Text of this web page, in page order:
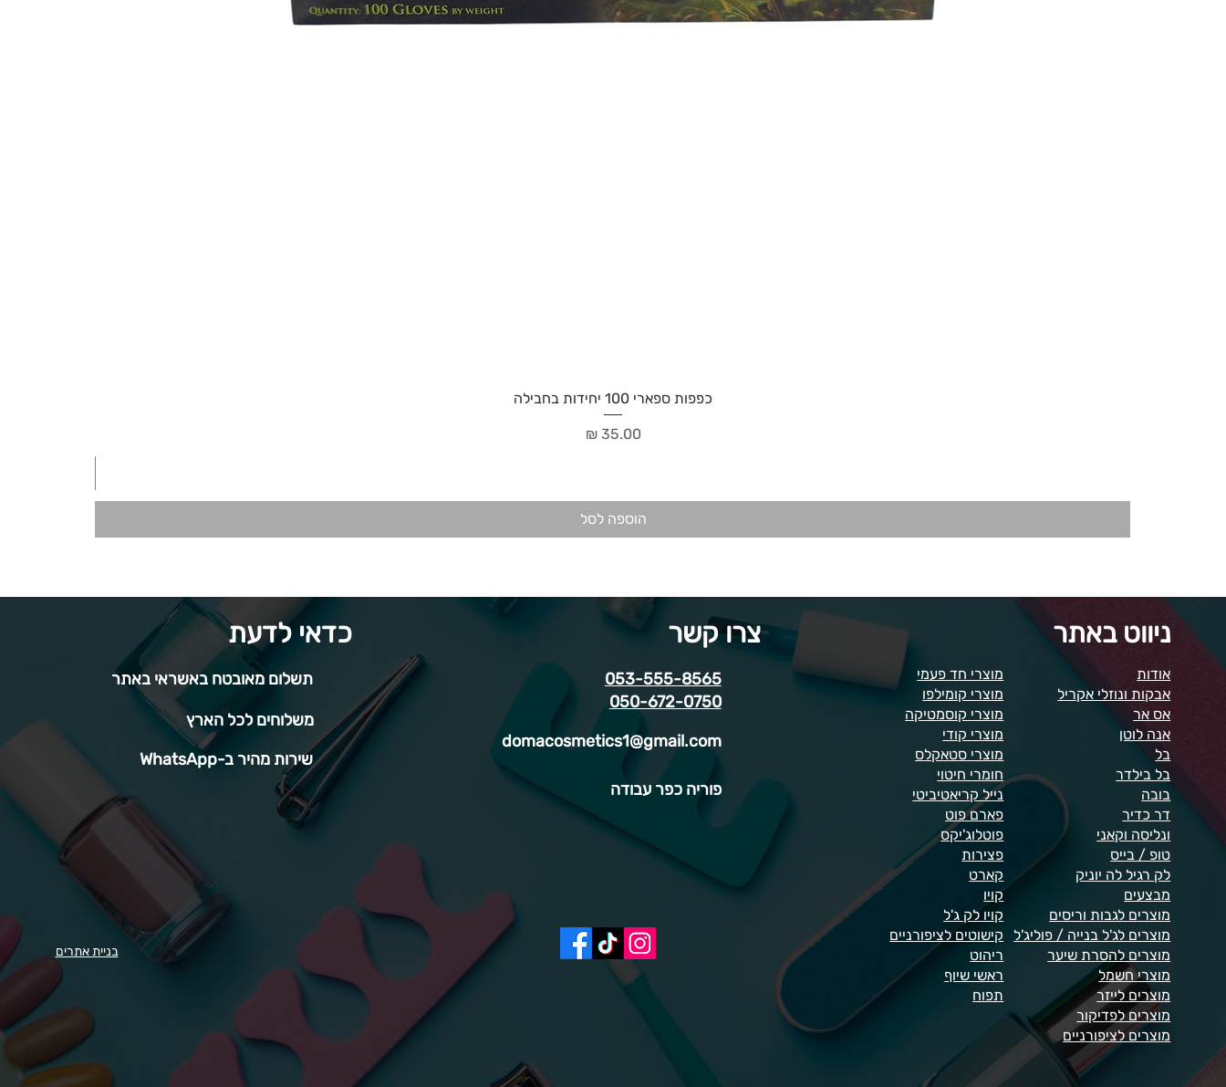
כפפות ספארי 100 יחידות בחבילה
מחיר‏35.00 ‏₪
הוספה לסל
כדאי לדעת
תשלום מאובטח באשראי באתר
משלוחים לכל הארץ
שירות מהיר ב-WhatsApp
בניית אתרים
צרו קשר
053-555-8565
050-672-0750
domacosmetics1@gmail.com
פוריה כפר עבודה
ניווט באתר
מוצרי חד פעמי
מוצרי קומילפו
מוצרי קוסמטיקה
מוצרי קודי
מוצרי סטאקלס
חומרי חיטוי
נייל קריאטיביטי
פארם פוט
פוטלוג'יקס
פצירות
קארט
קויו
קויו לק ג'ל
קישוטים לציפורניים
ריהוט
ראשי שיוף
תפוח
אודות
אבקות ונוזלי אקריל
אס אר
אנה לוטן
בל
בל בילדר
בובה
דר כדיר
ונליסה וקאני
טופ / בייס
לק רגיל לה יוניק
מבצעים
מוצרים לגבות וריסים
מוצרים לג'ל בנייה / פוליג'ל
מוצרים להסרת שיער
מוצרי חשמל
מוצרים לייזר
מוצרים לפדיקור
מוצרים לציפורניים